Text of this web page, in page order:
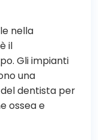
nella
il
Gli impianti
una
dentista per
ossea e